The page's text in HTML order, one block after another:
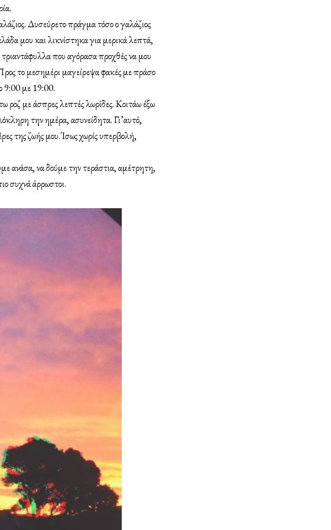
Δυσεύρετο πράγμα τόσο ο γαλάζιος
μου και λικνίστηκα για μερικά λεπτά,
που αγόρασα προχθές να μου
το μεσημέρι μαγείρεψα φακές με πράσο
9:00 με 19:00.
ροζ με άσπρες λεπτές λωρίδες. Κοιτάω έξω
την ημέρα, ασυνείδητα. Γι’αυτό,
της ζωής μου.Ίσως χωρίς υπερβολή,
ανάσα, να δούμε την τεράστια, αμέτρητη,
συχνά άρρωστοι.